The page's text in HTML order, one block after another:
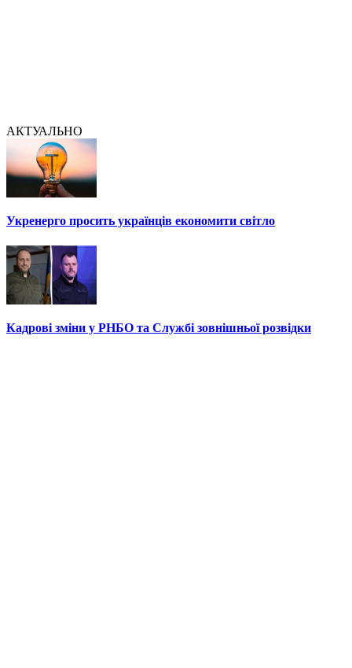
АКТУАЛЬНО
Укренерго просить українців економити світло
Кадрові зміни у РНБО та Службі зовнішньої розвідки